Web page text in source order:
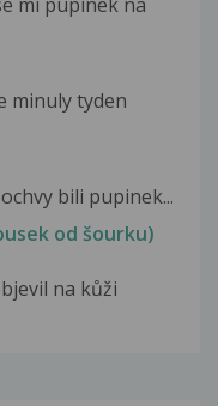
minuly tyden
bili pupinek...
od šourku)
na kůži